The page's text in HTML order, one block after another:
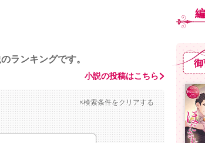
ランキングです。
小説の投稿はこちら
×検索条件をクリアする